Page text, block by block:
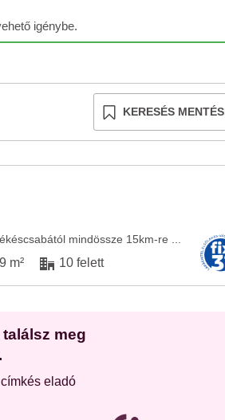
igénybe.
KERESÉS
mindössze 15km-re ...
m² 10 felett
meg
eladó